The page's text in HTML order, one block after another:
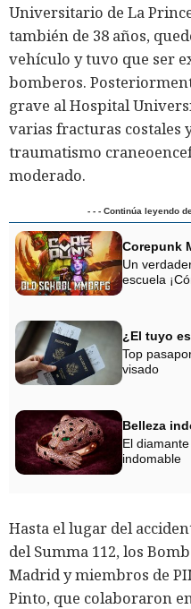
Universitario de La
también de 38 años,
vehículo y tuvo que ser
bomberos.
grave al Hospital
varias fracturas costales
traumatismo
moderado.
- - - Continúa leyendo
Corepunk
Un
escuela
¿El tuyo
Top
visado
Belleza
El
indomable
Hasta el lugar del
del Summa 112, los
Madrid y miembros de
Pinto, que colaboraron